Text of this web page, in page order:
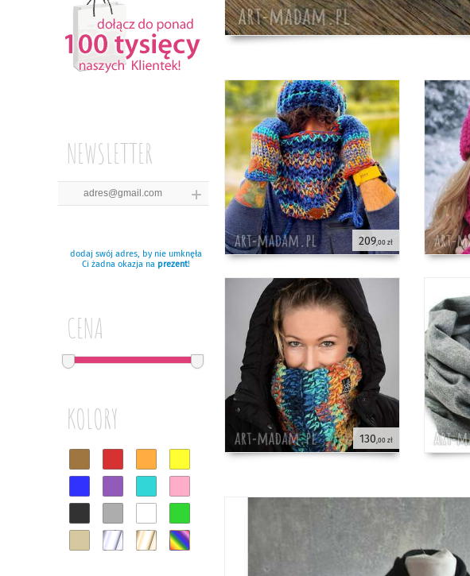
NEWSLETTER
dodaj swój adres, by nie umknęła
Ci żadna okazja na prezent!
CENA
KOLORY
209,00 zł
130,00 zł